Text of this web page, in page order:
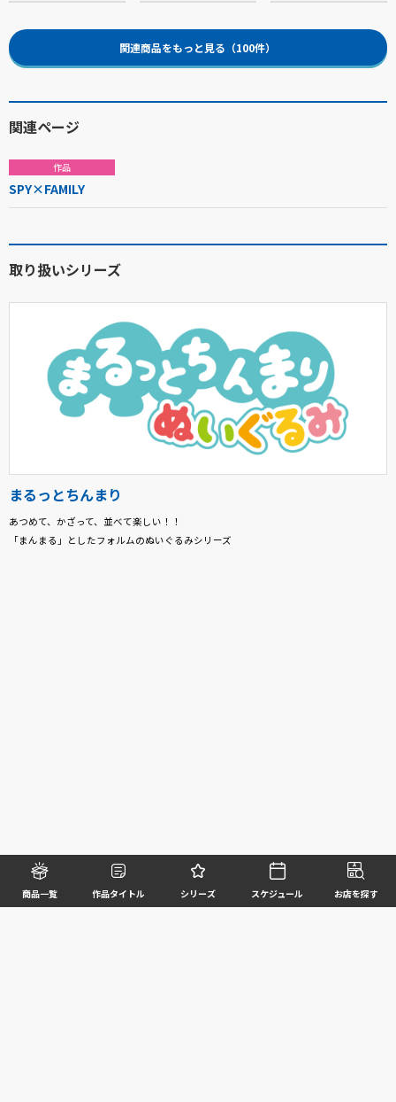
商品一覧 作品タイトル シリーズ スケジュール お店を探す
関連商品をもっと見る（100件）
関連ページ
作品
SPY×FAMILY
取り扱いシリーズ
まるっとちんまり
あつめて、かざって、並べて楽しい！！
「まんまる」としたフォルムのぬいぐるみシリーズ